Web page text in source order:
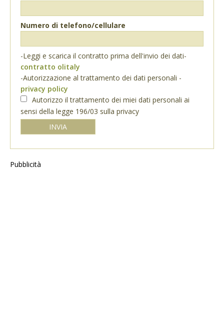
Numero di telefono/cellulare
-Leggi e scarica il contratto prima dell'invio dei dati-
contratto olitaly
-Autorizzazione al trattamento dei dati personali -
privacy policy
Autorizzo il trattamento dei miei dati personali ai
sensi della legge 196/03 sulla privacy
Pubblicità